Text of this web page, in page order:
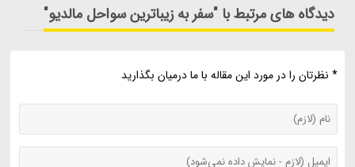
دیدگاه های مرتبط با "سفر به زیباترین سواحل مالدیو"
* نظرتان را در مورد این مقاله با ما درمیان بگذارید